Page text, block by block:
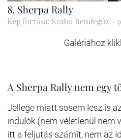
8. Sherpa Rally
Kép forrása: Szabó Bendegúz -
Galériához
A Sherpa Rally nem egy
Jellege miatt sosem lesz is
indulók (nem véletlenül nem
itt a feljutás számít, nem az